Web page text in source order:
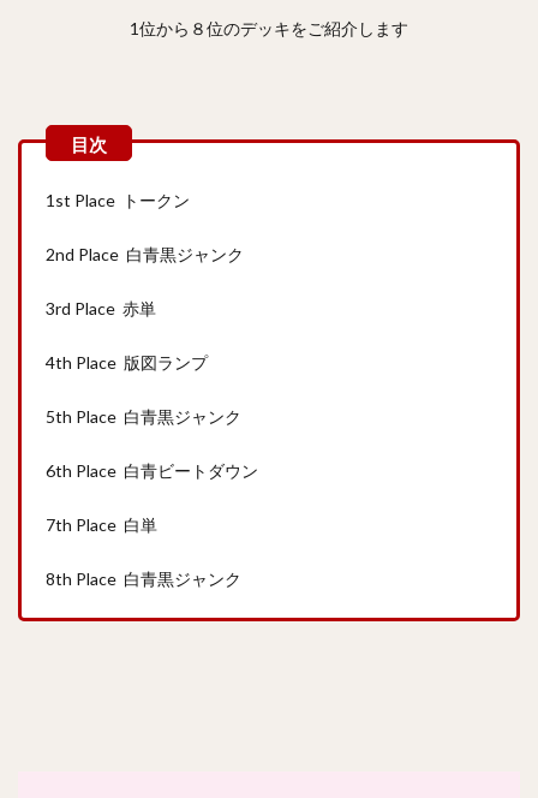
1位から８位のデッキをご紹介します
1st Place トークン
2nd Place 白青黒ジャンク
3rd Place 赤単
4th Place 版図ランプ
5th Place 白青黒ジャンク
6th Place 白青ビートダウン
7th Place 白単
8th Place 白青黒ジャンク